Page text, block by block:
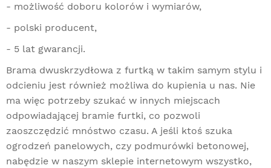
- możliwość doboru kolorów i wymiarów,
- polski producent,
- 5 lat gwarancji.
Brama dwuskrzydłowa z furtką w takim samym stylu i
odcieniu jest również możliwa do kupienia u nas. Nie
ma więc potrzeby szukać w innych miejscach
odpowiadającej bramie furtki, co pozwoli
zaoszczędzić mnóstwo czasu. A jeśli ktoś szuka
ogrodzeń panelowych, czy podmurówki betonowej,
nabędzie w naszym sklepie internetowym wszystko,